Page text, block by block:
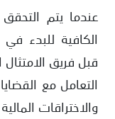
عندما يتم
الكافية للبدء
قبل فريق
التعامل مع
والاختراقات